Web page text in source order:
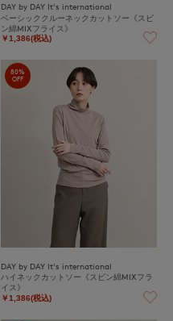
DAY by DAY It's international
ベーシッククルーネックカットソー《スビ
ン綿MIXフライス》
￥1,386(税込)
80%
OFF
DAY by DAY It's international
ハイネックカットソー《スビン綿MIXフラ
イス》
￥1,386(税込)